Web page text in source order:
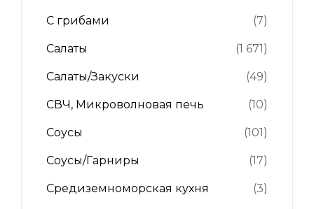
С грибами (7)
Салаты (1 671)
Салаты/Закуски (49)
СВЧ, Микроволновая печь (10)
Соусы (101)
Соусы/Гарниры (17)
Средиземноморская кухня (3)